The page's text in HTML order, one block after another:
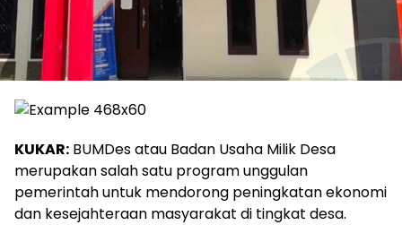
KUKAR: BUMDes atau Badan Usaha Milik Desa
merupakan salah satu program unggulan
pemerintah untuk mendorong peningkatan ekonomi
dan kesejahteraan masyarakat di tingkat desa.